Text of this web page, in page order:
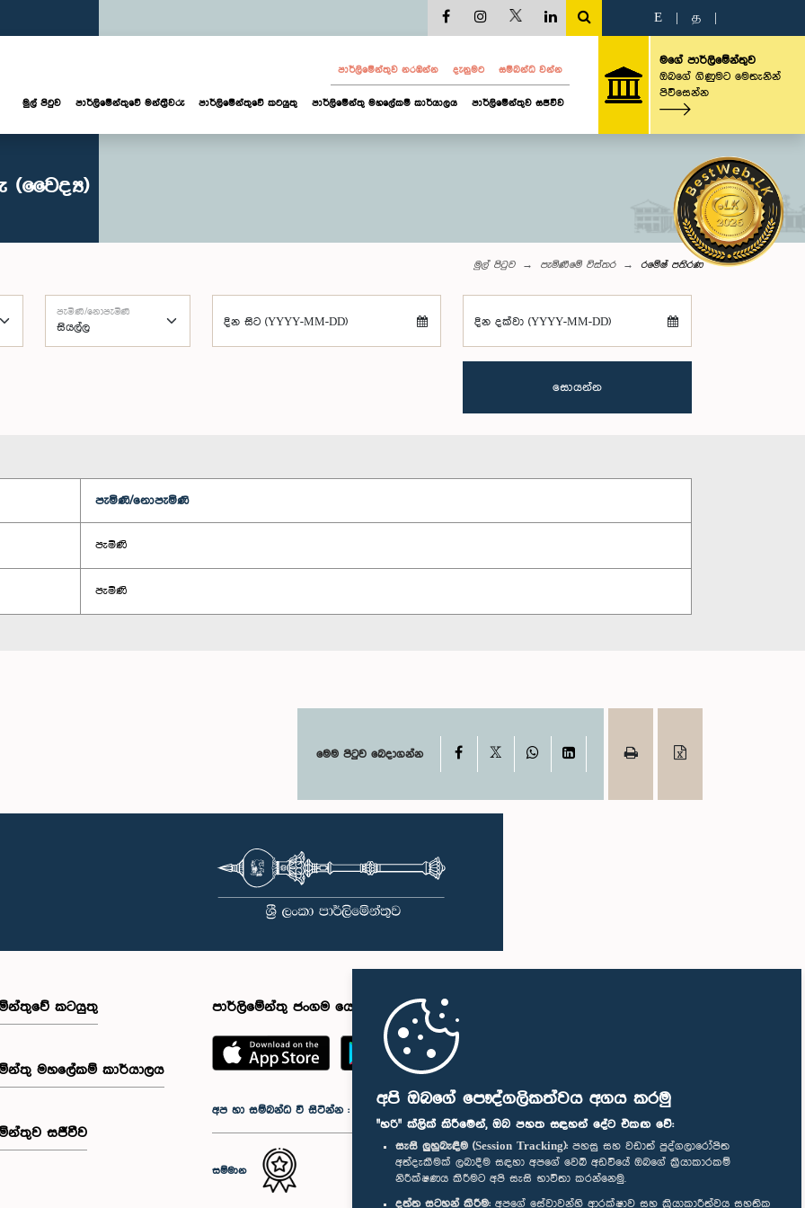
අපි ඔබගේ පෞද්ගලිකත්වය අගය කරමු
"හරි" ක්ලික් කිරීමෙන්, ඔබ පහත සඳහන් දේට එකඟ වේ:
සැසි ලුහුබැඳීම (Session Tracking): පහසු සහ වඩාත් පුද්ගලාරෝපිත
අත්දැකීමක් ලබාදීම සඳහා අපගේ වෙබ් අඩවියේ ඔබගේ ක්‍රියාකාරකම්
නිරීක්ෂණය කිරීමට අපි සැසි භාවිතා කරන්නෙමු.
දත්ත සටහන් කිරීම: අපගේ සේවාවන්හි ආරක්ෂාව සහ ක්‍රියාකාරීත්වය සහතික
E த
පාර්ලි‌මේන්තුව නරඹන්න දැනුමට සම්බන්ධ වන්න
මුල් පිටුව පාර්ලි‌මේන්තුවේ මන්ත්‍රීවරු පාර්ලිමේන්තුවේ කටයුතු පාර්ලිමේන්තු මහලේකම් කාර්යාලය පාර්ලිමේන්තුව සජීවීව
මගේ පාර්ලිමේන්තුව
ඔබගේ ගිණුමට මෙතැනින්
පිවිසෙන්න
(වෛද්‍ය)
මුල් පිටුව පැමිණීමේ විස්තර රමේෂ් පතිරණ
පැමිණි/නොපැමිණි
දින සිට (YYYY-MM-DD) දින දක්වා (YYYY-MM-DD)
සොයන්න
පැමිණි/නොපැමිණි
පැමිණි
පැමිණි
මෙම පිටුව බෙදාගන්න Facebook WhatsAppLinkedIn
කටයුතු
මහලේකම් කාර්යාලය
සජීවීව
පාර්ලිමේන්තු ජංගම යෙදුම
අප හා සම්බන්ධ වී සිටින්න :
සම්මාන